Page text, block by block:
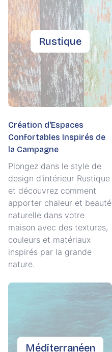
Rustique
Création d'Espaces
Confortables Inspirés de
la Campagne
Plongez dans le style de
design d'intérieur Rustique
et découvrez comment
apporter chaleur et beauté
naturelle dans votre
maison avec des textures,
couleurs et matériaux
inspirés par la grande
nature.
Méditerranéen